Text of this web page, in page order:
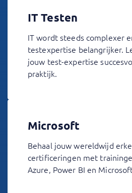
IT Testen
IT wordt steeds complexer
testexpertise belangrijker.
jouw test-expertise
praktijk.
Microsoft
Behaal jouw wereldwijd
certificeringen met
Azure, Power BI en